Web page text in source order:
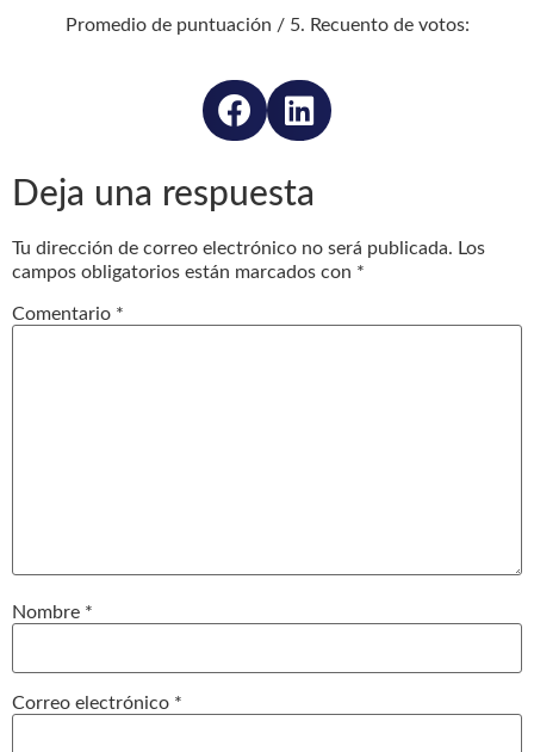
Promedio de puntuación / 5. Recuento de votos:
Deja una respuesta
Tu dirección de correo electrónico no será publicada. Los
campos obligatorios están marcados con *
Comentario *
Nombre *
Correo electrónico *